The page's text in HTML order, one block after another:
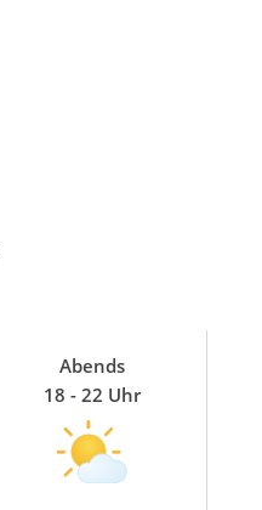
Abends
18 - 22 Uhr
Sonnenschein heute
Zur Sonnenscheindauerkarte